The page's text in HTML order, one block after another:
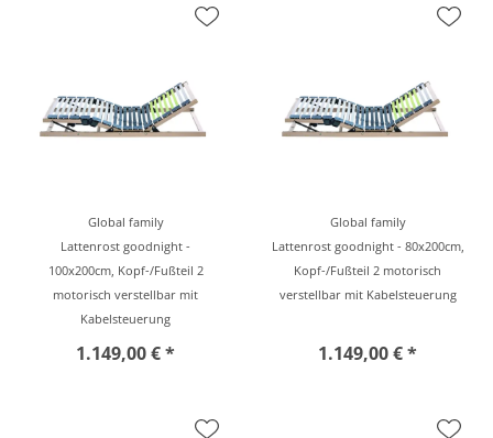
Global family
Lattenrost goodnight -
100x200cm, Kopf-/Fußteil 2
motorisch verstellbar mit
Kabelsteuerung
1.149,00 € *
Global family
Lattenrost goodnight - 80x200cm,
Kopf-/Fußteil 2 motorisch
verstellbar mit Kabelsteuerung
1.149,00 € *